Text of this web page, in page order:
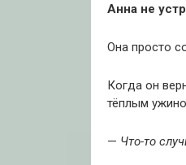
Анна не
Она просто
Когда он
тёплым
— Что-то